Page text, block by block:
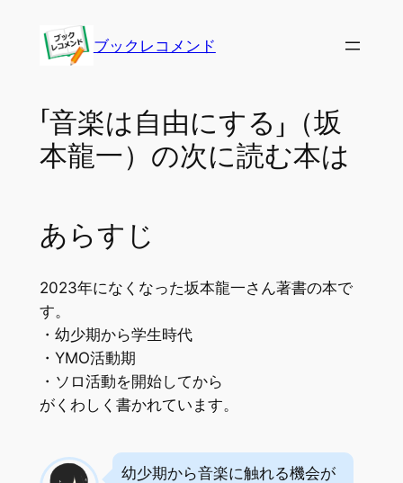
ブックレコメンド
「音楽は自由にする」（坂
本龍一）の次に読む本は
あらすじ
2023年になくなった坂本龍一さん著書の本で
す。
・幼少期から学生時代
・YMO活動期
・ソロ活動を開始してから
がくわしく書かれています。
幼少期から音楽に触れる機会が